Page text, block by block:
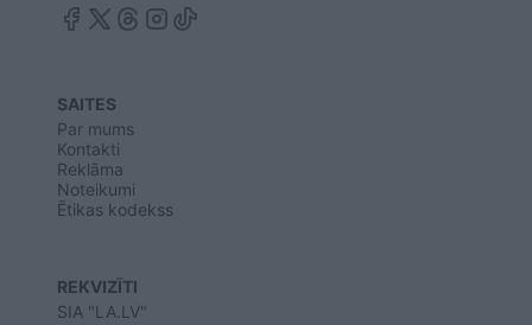
SAITES
Par mums
Kontakti
Reklāma
Noteikumi
Ētikas kodekss
REKVIZĪTI
SIA "LA.LV"